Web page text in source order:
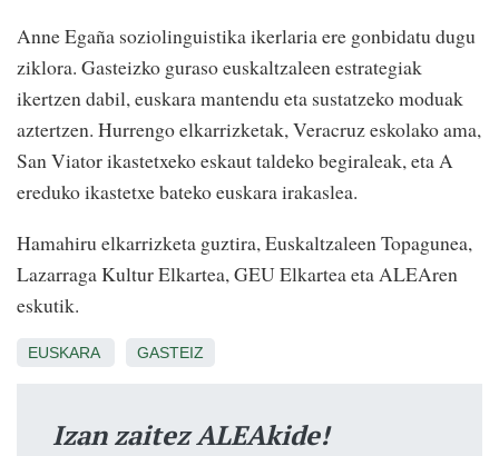
Anne Egaña soziolinguistika ikerlaria ere gonbidatu dugu
ziklora. Gasteizko guraso euskaltzaleen estrategiak
ikertzen dabil, euskara mantendu eta sustatzeko moduak
aztertzen. Hurrengo elkarrizketak, Veracruz eskolako ama,
San Viator ikastetxeko eskaut taldeko begiraleak, eta A
ereduko ikastetxe bateko euskara irakaslea.
Hamahiru elkarrizketa guztira, Euskaltzaleen Topagunea,
Lazarraga Kultur Elkartea, GEU Elkartea eta ALEAren
eskutik.
EUSKARA GASTEIZ
Izan zaitez ALEAkide!